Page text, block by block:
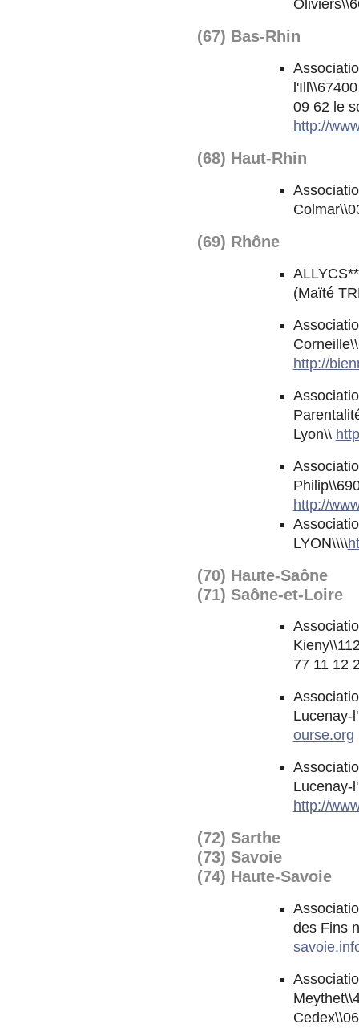
(67) Bas-Rhin
09 62 le
http://
(68) Haut-Rhin
(69) Rhône
(Maïté
http://
Lyon\\
http://
LYON\\\\
(70) Haute-Saône
(71) Saône-et-Loire
77 11 12
Lucenay-
ourse.org
Lucenay-
http://
(72) Sarthe
(73) Savoie
(74) Haute-Savoie
des Fins